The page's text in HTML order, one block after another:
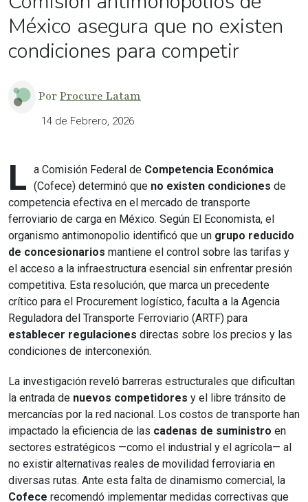
México asegura que no existen
condiciones para competir
PorProcure Latam
14 de Febrero, 2026
L a Comisión Federal de Competencia Económica
(Cofece) determinó que no existen condiciones de
competencia efectiva en el mercado de transporte
ferroviario de carga en México. Según El Economista, el
organismo antimonopolio identificó que un grupo reducido
de concesionarios mantiene el control sobre las tarifas y
el acceso a la infraestructura esencial sin enfrentar presión
competitiva. Esta resolución, que marca un precedente
crítico para el Procurement logístico, faculta a la Agencia
Reguladora del Transporte Ferroviario (ARTF) para
establecer regulaciones directas sobre los precios y las
condiciones de interconexión.
La investigación reveló barreras estructurales que dificultan
la entrada de nuevos competidores y el libre tránsito de
mercancías por la red nacional. Los costos de transporte han
impactado la eficiencia de las cadenas de suministro en
sectores estratégicos —como el industrial y el agrícola— al
no existir alternativas reales de movilidad ferroviaria en
diversas rutas. Ante esta falta de dinamismo comercial, la
Cofece recomendó implementar medidas correctivas que